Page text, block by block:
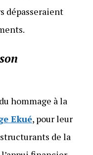
dépasseraient
hommage à la
Ekué, pour leur
de la